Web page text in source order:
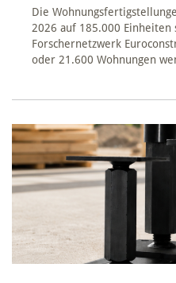
Die
2026 auf 185.000
Forschernetzwerk
oder 21.600 Wohnungen